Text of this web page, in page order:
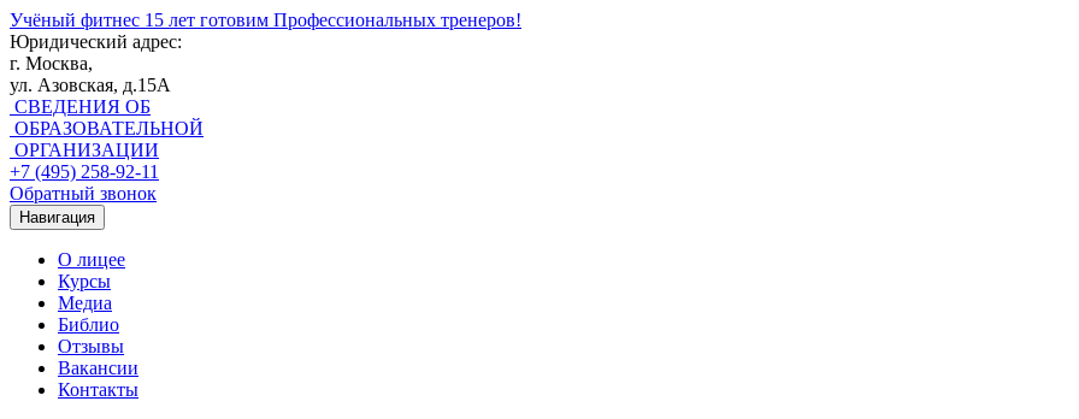
Учёный фитнес 15 лет готовим Профессиональных тренеров!
Юридический адрес:
г. Москва,
ул. Азовская, д.15А
СВЕДЕНИЯ ОБ
ОБРАЗОВАТЕЛЬНОЙ
ОРГАНИЗАЦИИ
+7 (495) 258-92-11
Обратный звонок
Навигация
О лицее
Курсы
Медиа
Библио
Отзывы
Вакансии
Контакты